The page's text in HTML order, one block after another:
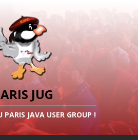
JUG
PARIS JAVA USER GROUP !